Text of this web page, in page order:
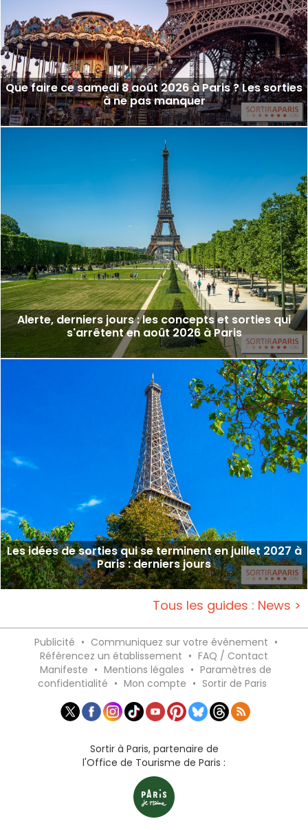
Que faire ce samedi 8 août 2026 à Paris ? Les sorties
à ne pas manquer
Alerte, derniers jours : les concepts et sorties qui
s'arrêtent en août 2026 à Paris
Les idées de sorties qui se terminent en juillet 2027 à
Paris : derniers jours
Tous les guides : News >
Publicité • Communiquez sur votre événement •
Référencez un établissement • FAQ / Contact
Manifeste • Mentions légales • Paramètres de
confidentialité • Mon compte • Sortir de Paris
Sortir à Paris, partenaire de
l'Office de Tourisme de Paris :